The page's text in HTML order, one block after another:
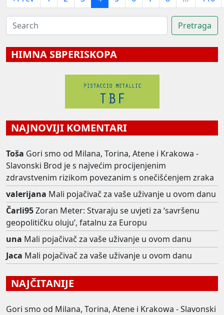
HIMNA SBPERISKOPA
NAJNOVIJI KOMENTARI
Toša Gori smo od Milana, Torina, Atene i Krakowa -
Slavonski Brod je s najvećim procijenjenim
zdravstvenim rizikom povezanim s onečišćenjem zraka
valerijana Mali pojačivač za vaše uživanje u ovom danu
Čarli95Zoran Meter: Stvaraju se uvjeti za ‘savršenu
geopolitičku oluju’, fatalnu za Europu
una Mali pojačivač za vaše uživanje u ovom danu
Jaca Mali pojačivač za vaše uživanje u ovom danu
NAJČITANIJE
Gori smo od Milana, Torina, Atene i Krakowa - Slavonski